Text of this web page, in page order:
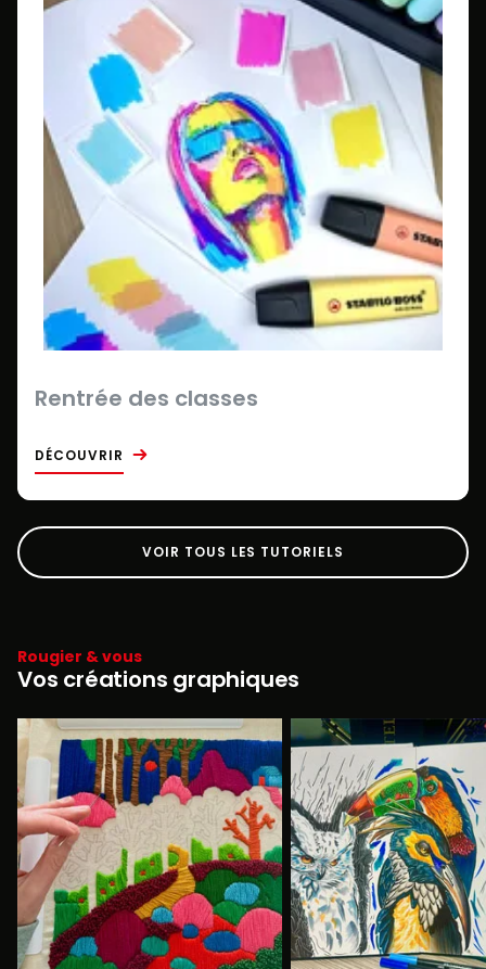
Rentrée des classes
DÉCOUVRIR
VOIR TOUS LES TUTORIELS
Rougier & vous
Vos créations graphiques